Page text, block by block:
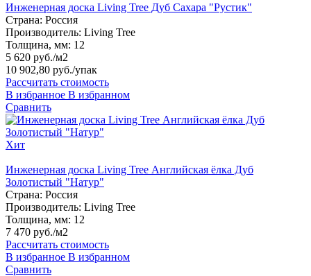
Инженерная доска Living Tree Дуб Сахара "Рустик"
Страна: Россия
Производитель: Living Tree
Толщина, мм: 12
5 620 руб./м2
10 902,80 руб./упак
Рассчитать стоимость
В избранное В избранном
Сравнить
Хит
Инженерная доска Living Tree Английская ёлка Дуб
Золотистый "Натур"
Страна: Россия
Производитель: Living Tree
Толщина, мм: 12
7 470 руб./м2
Рассчитать стоимость
В избранное В избранном
Сравнить